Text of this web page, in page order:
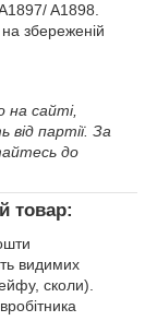
A1898.
збереженій
на сайті,
від партії. За
до
товар:
видимих
сколи).